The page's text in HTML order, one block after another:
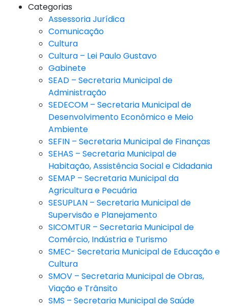
Categorias
Assessoria Jurídica
Comunicação
Cultura
Cultura – Lei Paulo Gustavo
Gabinete
SEAD – Secretaria Municipal de
Administração
SEDECOM – Secretaria Municipal de
Desenvolvimento Econômico e Meio
Ambiente
SEFIN – Secretaria Municipal de Finanças
SEHAS – Secretaria Municipal de
Habitação, Assistência Social e Cidadania
SEMAP – Secretaria Municipal da
Agricultura e Pecuária
SESUPLAN – Secretaria Municipal de
Supervisão e Planejamento
SICOMTUR – Secretaria Municipal de
Comércio, Indústria e Turismo
SMEC- Secretaria Municipal de Educação e
Cultura
SMOV – Secretaria Municipal de Obras,
Viação e Trânsito
SMS – Secretaria Municipal de Saúde